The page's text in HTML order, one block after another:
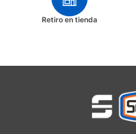
Retiro en tienda